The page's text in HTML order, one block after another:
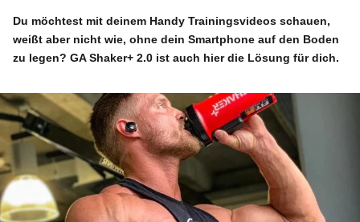
Du möchtest mit deinem Handy Trainingsvideos schauen,
weißt aber nicht wie, ohne dein Smartphone auf den Boden
zu legen? GA Shaker+ 2.0 ist auch hier die Lösung für dich.